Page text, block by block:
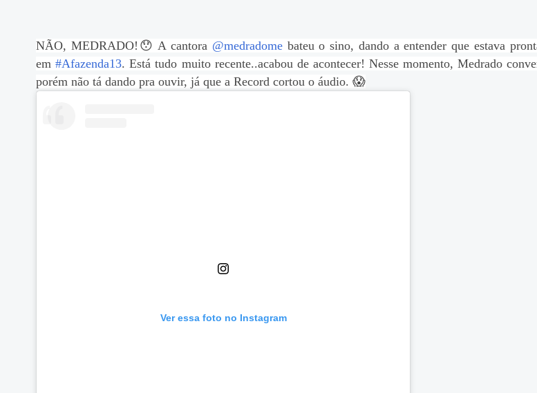
NÃO, MEDRADO!😯 A cantora @medradomebateu o sino, dando a entender que estava
em#Afazenda13. Está tudo muito recente..acabou de acontecer! Nesse momento, Medrado
porém não tá dando pra ouvir, já que a Record cortou o áudio. 😱
Ver essa foto no Instagram